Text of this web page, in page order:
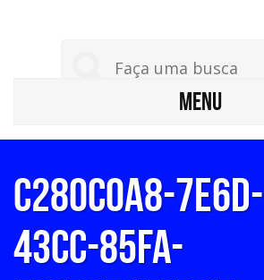
MENU
c280c0a8-7e6d-
43cc-85fa-